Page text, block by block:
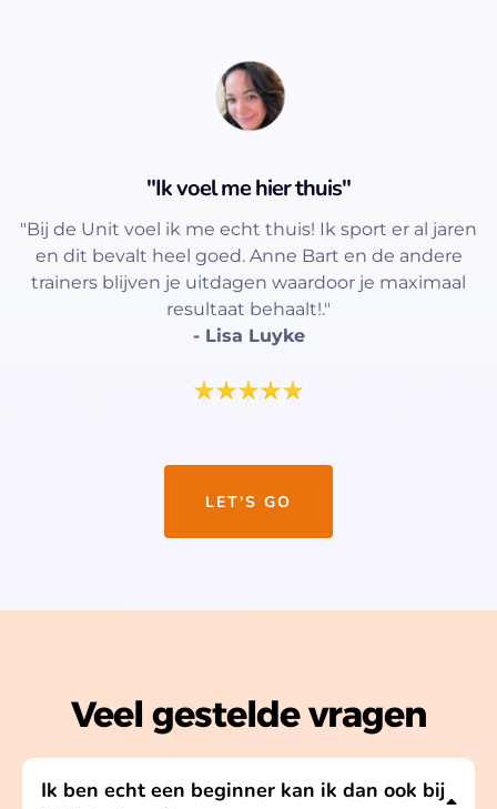
"Ik voel me hier thuis"
"Bij de Unit voel ik me echt thuis! Ik sport er al jaren
en dit bevalt heel goed. Anne Bart en de andere
trainers blijven je uitdagen waardoor je maximaal
resultaat behaalt!."
- Lisa Luyke
LET'S GO
Veel gestelde vragen
Ik ben echt een beginner kan ik dan ook bij